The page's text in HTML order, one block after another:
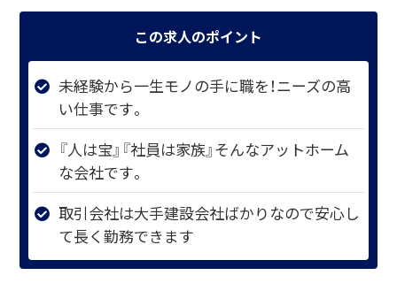
この求人のポイント
未経験から一生モノの手に職を！ニーズの高
い仕事です。
『人は宝』『社員は家族』そんなアットホーム
な会社です。
取引会社は大手建設会社ばかりなので安心し
て長く勤務できます